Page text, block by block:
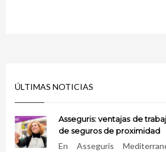
ÚLTIMAS NOTICIAS
Asseguris: ventajas de
de seguros de proximidad
En Asseguris